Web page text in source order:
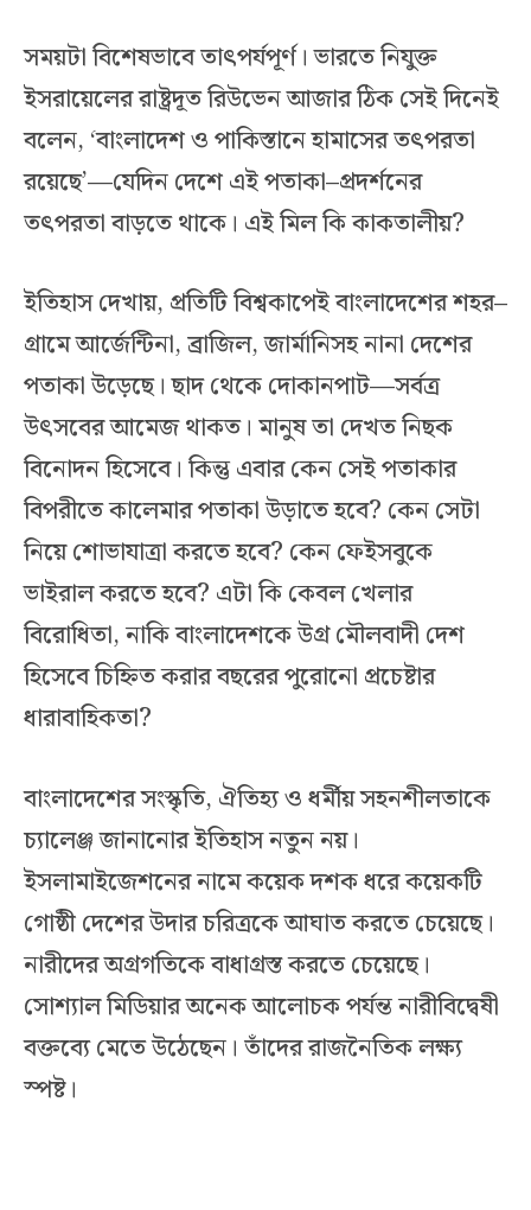
সময়টা বিশেষভাবে তাৎপর্যপূর্ণ। ভারতে নিযুক্ত
ইসরায়েলের রাষ্ট্রদূত রিউভেন আজার ঠিক সেই দিনেই
বলেন, ‘বাংলাদেশ ও পাকিস্তানে হামাসের তৎপরতা
রয়েছে’—যেদিন দেশে এই পতাকা–প্রদর্শনের
তৎপরতা বাড়তে থাকে। এই মিল কি কাকতালীয়?
ইতিহাস দেখায়, প্রতিটি বিশ্বকাপেই বাংলাদেশের শহর–
গ্রামে আর্জেন্টিনা, ব্রাজিল, জার্মানিসহ নানা দেশের
পতাকা উড়েছে। ছাদ থেকে দোকানপাট—সর্বত্র
উৎসবের আমেজ থাকত। মানুষ তা দেখত নিছক
বিনোদন হিসেবে। কিন্তু এবার কেন সেই পতাকার
বিপরীতে কালেমার পতাকা উড়াতে হবে? কেন সেটা
নিয়ে শোভাযাত্রা করতে হবে? কেন ফেইসবুকে
ভাইরাল করতে হবে? এটা কি কেবল খেলার
বিরোধিতা, নাকি বাংলাদেশকে উগ্র মৌলবাদী দেশ
হিসেবে চিহ্নিত করার বছরের পুরোনো প্রচেষ্টার
ধারাবাহিকতা?
বাংলাদেশের সংস্কৃতি, ঐতিহ্য ও ধর্মীয় সহনশীলতাকে
চ্যালেঞ্জ জানানোর ইতিহাস নতুন নয়।
ইসলামাইজেশনের নামে কয়েক দশক ধরে কয়েকটি
গোষ্ঠী দেশের উদার চরিত্রকে আঘাত করতে চেয়েছে।
নারীদের অগ্রগতিকে বাধাগ্রস্ত করতে চেয়েছে।
সোশ্যাল মিডিয়ার অনেক আলোচক পর্যন্ত নারীবিদ্বেষী
বক্তব্যে মেতে উঠেছেন। তাঁদের রাজনৈতিক লক্ষ্য
স্পষ্ট।